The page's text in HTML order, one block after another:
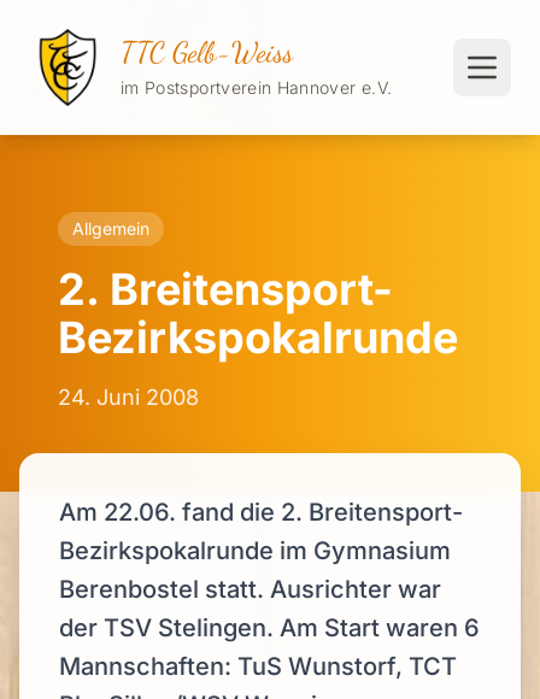
TTC Gelb-Weiss
im Postsportverein Hannover e.V.
Allgemein
2. Breitensport-
Bezirkspokalrunde
24. Juni 2008
Am 22.06. fand die 2. Breitensport-
Bezirkspokalrunde im Gymnasium
Berenbostel statt. Ausrichter war
der TSV Stelingen. Am Start waren 6
Mannschaften: TuS Wunstorf, TCT